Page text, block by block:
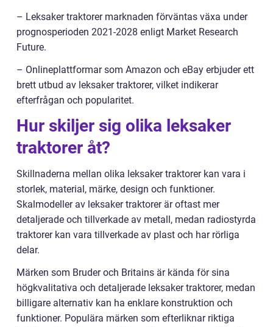
– Leksaker traktorer marknaden förväntas växa under
prognosperioden 2021-2028 enligt Market Research
Future.
– Onlineplattformar som Amazon och eBay erbjuder ett
brett utbud av leksaker traktorer, vilket indikerar
efterfrågan och popularitet.
Hur skiljer sig olika leksaker
traktorer åt?
Skillnaderna mellan olika leksaker traktorer kan vara i
storlek, material, märke, design och funktioner.
Skalmodeller av leksaker traktorer är oftast mer
detaljerade och tillverkade av metall, medan radiostyrda
traktorer kan vara tillverkade av plast och har rörliga
delar.
Märken som Bruder och Britains är kända för sina
högkvalitativa och detaljerade leksaker traktorer, medan
billigare alternativ kan ha enklare konstruktion och
funktioner. Populära märken som efterliknar riktiga